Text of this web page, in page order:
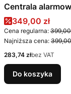
Centrala
Cena
349,00 zł
Cena regularna: 399,00
Najniższa cena:
Cena
283,74 złbez VAT
Do koszyka